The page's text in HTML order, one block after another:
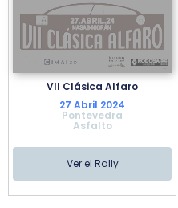
VII Clásica Alfaro
27 Abril 2024
Pontevedra
Asfalto
Ver el Rally